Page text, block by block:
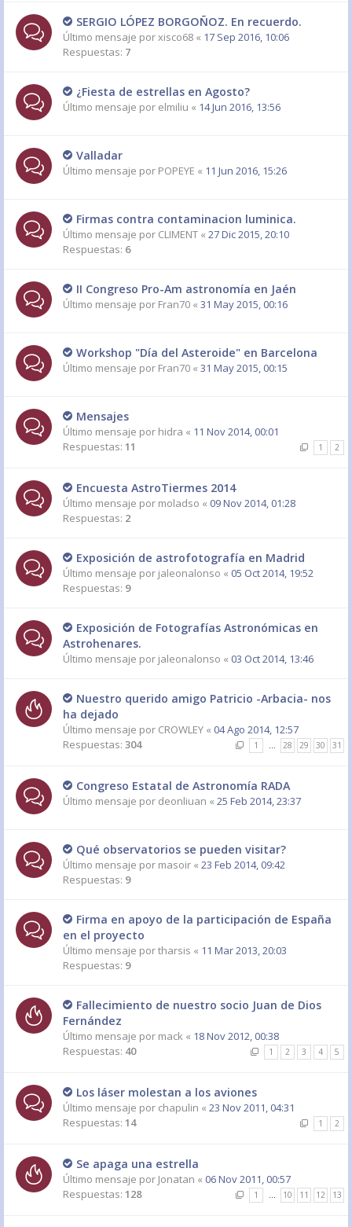
SERGIO LÓPEZ BORGOÑOZ. En recuerdo.
Último mensaje porxisco68 « 17 Sep 2016, 10:06
Respuestas: 7
¿Fiesta de estrellas en Agosto?
Último mensaje por elmiliu « 14 Jun 2016, 13:56
Valladar
Último mensaje por POPEYE « 11 Jun 2016, 15:26
Firmas contra contaminacion luminica.
Último mensaje por CLIMENT « 27 Dic 2015, 20:10
Respuestas: 6
II Congreso Pro-Am astronomía en Jaén
Último mensaje por Fran70 « 31 May 2015, 00:16
Workshop "Día del Asteroide" en Barcelona
Último mensaje por Fran70 « 31 May 2015, 00:15
Mensajes
Último mensaje por hidra « 11 Nov 2014, 00:01
Respuestas: 11 1 2
Encuesta AstroTiermes 2014
Último mensaje por moladso « 09 Nov 2014, 01:28
Respuestas: 2
Exposición de astrofotografía en Madrid
Último mensaje por jaleonalonso « 05 Oct 2014, 19:52
Respuestas: 9
Exposición de Fotografías Astronómicas en
Astrohenares.
Último mensaje por jaleonalonso « 03 Oct 2014, 13:46
Nuestro querido amigo Patricio -Arbacia- nos
ha dejado
Último mensaje por CROWLEY « 04 Ago 2014, 12:57
Respuestas: 304 1 … 28 29 30 31
Congreso Estatal de Astronomía RADA
Último mensaje por deonliuan « 25 Feb 2014, 23:37
Qué observatorios se pueden visitar?
Último mensaje por masoir « 23 Feb 2014, 09:42
Respuestas: 9
Firma en apoyo de la participación de España
en el proyecto
Último mensaje portharsis « 11 Mar 2013, 20:03
Respuestas: 9
Fallecimiento de nuestro socio Juan de Dios
Fernández
Último mensaje por mack « 18 Nov 2012, 00:38
Respuestas: 40 1 2 3 4 5
Los láser molestan a los aviones
Último mensaje por chapulin « 23 Nov 2011, 04:31
Respuestas: 14 1 2
Se apaga una estrella
Último mensaje por Jonatan « 06 Nov 2011, 00:57
Respuestas: 128 1 … 10 11 12 13